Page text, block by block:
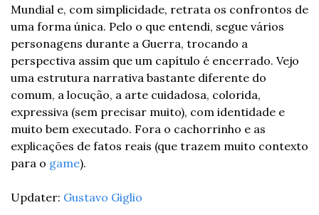
Mundial e, com simplicidade, retrata os confrontos de
uma forma única. Pelo o que entendi, segue vários
personagens durante a Guerra, trocando a
perspectiva assim que um capítulo é encerrado. Vejo
uma estrutura narrativa bastante diferente do
comum, a locução, a arte cuidadosa, colorida,
expressiva (sem precisar muito), com identidade e
muito bem executado. Fora o cachorrinho e as
explicações de fatos reais (que trazem muito contexto
para o game).
Updater: Gustavo Giglio